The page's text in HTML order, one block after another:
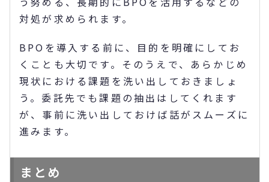
対処が求められます。
BPOを導入する前に、目的を明確にしてお
くことも大切です。そのうえで、あらかじめ
現状における課題を洗い出しておきましょ
う。委託先でも課題の抽出はしてくれます
が、事前に洗い出しておけば話がスムーズに
進みます。
まとめ